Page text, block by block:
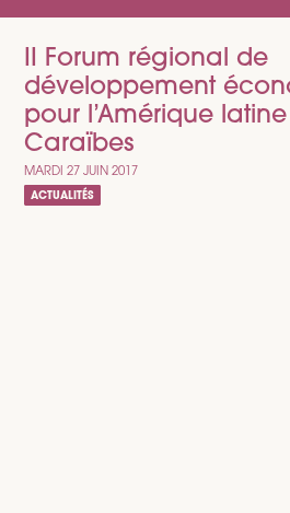
II Forum régional de
développement
pour l’Amérique
Caraïbes
MARDI 27 JUIN 2017
ACTUALITÉS